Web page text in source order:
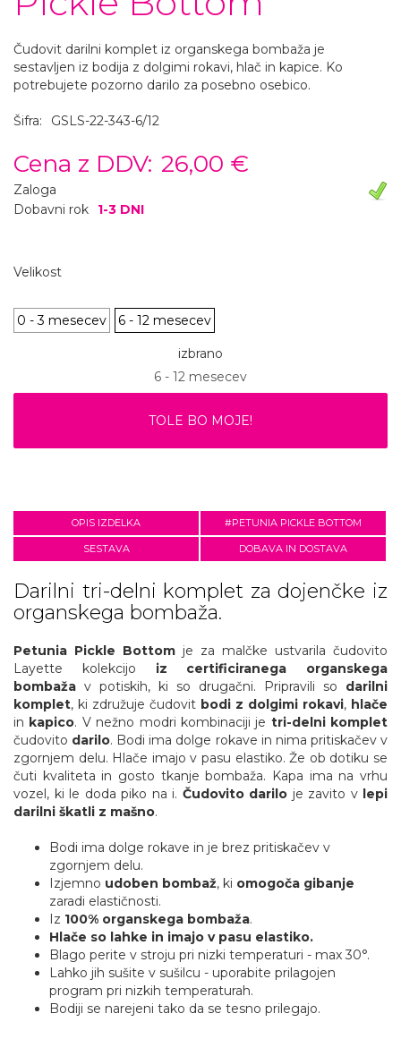
Čudovit darilni komplet iz organskega bombaža je
sestavljen iz bodija z dolgimi rokavi, hlač in kapice. Ko
potrebujete pozorno darilo za posebno osebico.
Šifra: GSLS-22-343-6/12
Cena z DDV: 26,00 €
Zaloga
Dobavni rok
1-3 DNI
Velikost
0 - 3 mesecev 6 - 12 mesecev
izbrano
6 - 12 mesecev
TOLE BO MOJE!
OPIS IZDELKA #PETUNIA PICKLE BOTTOM
SESTAVA DOBAVA IN DOSTAVA
Darilni tri-delni komplet za dojenčke iz
organskega bombaža.
Petunia Pickle Bottom je za malčke ustvarila čudovito
Layette kolekcijo iz certificiranega organskega
bombaža v potiskih, ki so drugačni. Pripravili so darilni
komplet, ki združuje čudovit bodi z dolgimi rokavi, hlače
in kapico. V nežno modri kombinaciji je tri-delni komplet
čudovito darilo. Bodi ima dolge rokave in nima pritiskačev v
zgornjem delu. Hlače imajo v pasu elastiko. Že ob dotiku se
čuti kvaliteta in gosto tkanje bombaža. Kapa ima na vrhu
vozel, ki le doda piko na i. Čudovito darilo je zavito v lepi
darilni škatli z mašno.
Bodi ima dolge rokave in je brez pritiskačev v
zgornjem delu.
Izjemno udoben bombaž, ki omogoča gibanje
zaradi elastičnosti.
Iz 100% organskega bombaža.
Hlače so lahke in imajo v pasu elastiko.
Blago perite v stroju pri nizki temperaturi - max 30°.
Lahko jih sušite v sušilcu - uporabite prilagojen
program pri nizkih temperaturah.
Bodiji se narejeni tako da se tesno prilegajo.